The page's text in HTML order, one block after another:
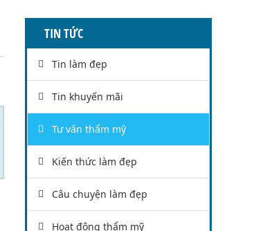
TIN TỨC
Tin làm đẹp
Tin khuyến mãi
Tư vấn thẩm mỹ
Kiến thức làm đẹp
Câu chuyện làm đẹp
Hoạt động thẩm mỹ